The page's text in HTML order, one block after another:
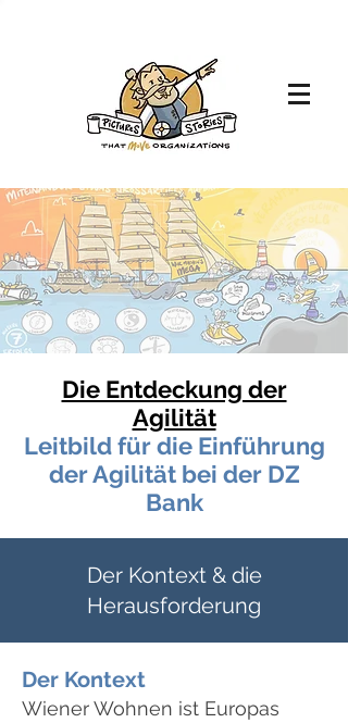
Die Entdeckung der
Agilität
Leitbild für die Einführung
der Agilität bei der DZ
Bank
Der Kontext & die
Herausforderung
Der Kontext
Wiener Wohnen ist Europas